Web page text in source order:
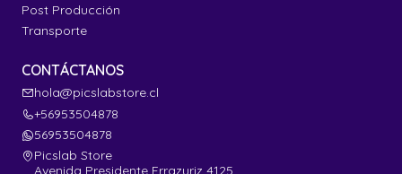
Post Producción
Transporte
CONTÁCTANOS
hola@picslabstore.cl
+56953504878
56953504878
Picslab Store